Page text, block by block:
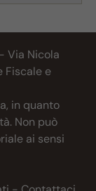
Via Nicola
Fiscale e
in quanto
Non può
ai sensi